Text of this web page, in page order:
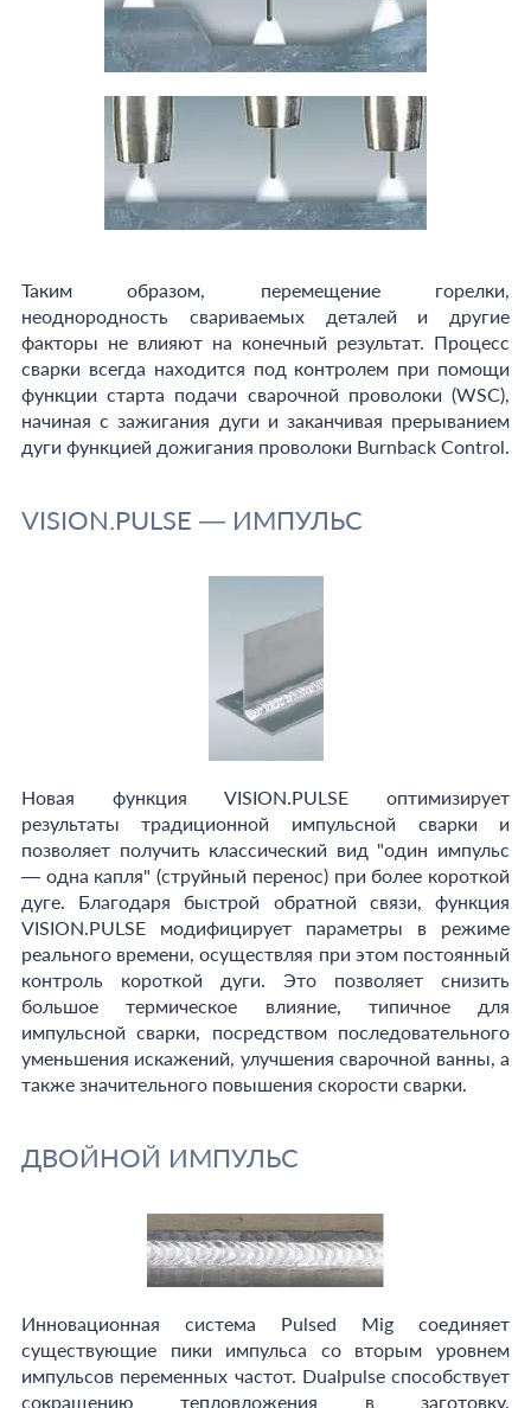
Таким образом, перемещение горелки,
неоднородность свариваемых деталей и другие
факторы не влияют на конечный результат. Процесс
сварки всегда находится под контролем при помощи
функции старта подачи сварочной проволоки (WSC),
начиная с зажигания дуги и заканчивая прерыванием
дуги функцией дожигания проволоки Burnback Control.
VISION.PULSE — ИМПУЛЬС
Новая функция VISION.PULSE оптимизирует
результаты традиционной импульсной сварки и
позволяет получить классический вид "один импульс
— одна капля" (струйный перенос) при более короткой
дуге. Благодаря быстрой обратной связи, функция
VISION.PULSE модифицирует параметры в режиме
реального времени, осуществляя при этом постоянный
контроль короткой дуги. Это позволяет снизить
большое термическое влияние, типичное для
импульсной сварки, посредством последовательного
уменьшения искажений, улучшения сварочной ванны, а
также значительного повышения скорости сварки.
ДВОЙНОЙ ИМПУЛЬС
Инновационная система Pulsed Mig соединяет
существующие пики импульса со вторым уровнем
импульсов переменных частот. Dualpulse способствует
сокращению тепловложения в заготовку,